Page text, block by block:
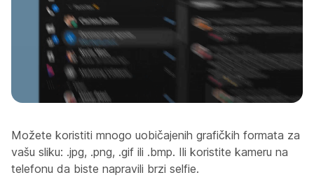
Možete koristiti mnogo uobičajenih grafičkih formata za
vašu sliku: .jpg, .png, .gif ili .bmp. Ili koristite kameru na
telefonu da biste napravili brzi selfie.